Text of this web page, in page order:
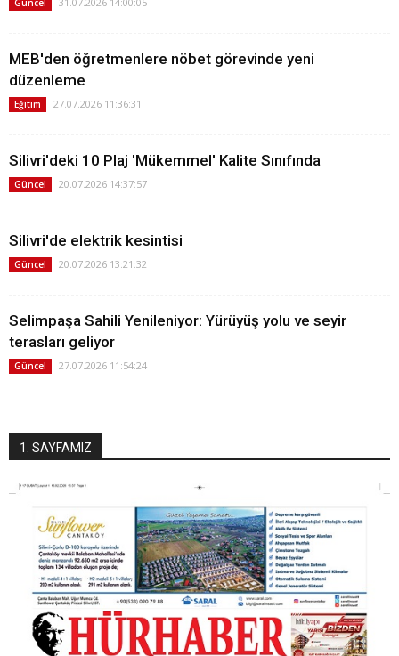
Güncel
MEB'den öğretmenlere nöbet görevinde yeni
düzenleme
Eğitim 27.07.2026 11:36:31
Silivri'deki 10 Plaj 'Mükemmel' Kalite Sınıfında
Güncel 20.07.2026 14:37:57
Silivri'de elektrik kesintisi
Güncel 20.07.2026 13:21:32
Selimpaşa Sahili Yenileniyor: Yürüyüş yolu ve seyir
terasları geliyor
Güncel 27.07.2026 11:54:24
1. SAYFAMIZ